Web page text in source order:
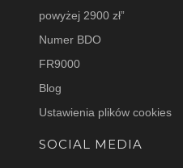
powyżej 2900 zł”
Numer BDO
FR9000
Blog
Ustawienia plików cookies
SOCIAL MEDIA